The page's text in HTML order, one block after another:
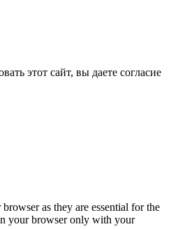
этот сайт, вы даете согласие
as they are essential for the
your browser only with your